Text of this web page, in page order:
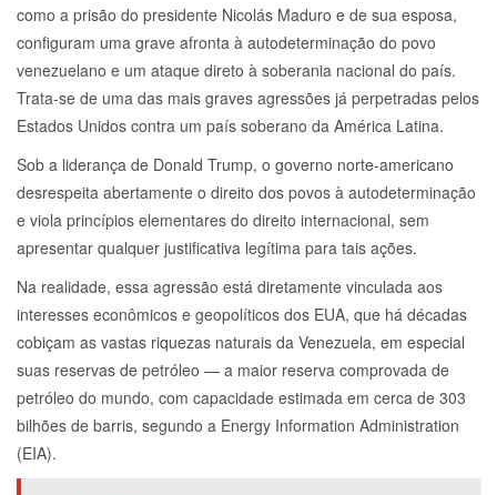
como a prisão do presidente Nicolás Maduro e de sua esposa,
configuram uma grave afronta à autodeterminação do povo
venezuelano e um ataque direto à soberania nacional do país.
Trata-se de uma das mais graves agressões já perpetradas pelos
Estados Unidos contra um país soberano da América Latina.
Sob a liderança de Donald Trump, o governo norte-americano
desrespeita abertamente o direito dos povos à autodeterminação
e viola princípios elementares do direito internacional, sem
apresentar qualquer justificativa legítima para tais ações.
Na realidade, essa agressão está diretamente vinculada aos
interesses econômicos e geopolíticos dos EUA, que há décadas
cobiçam as vastas riquezas naturais da Venezuela, em especial
suas reservas de petróleo — a maior reserva comprovada de
petróleo do mundo, com capacidade estimada em cerca de 303
bilhões de barris, segundo a Energy Information Administration
(EIA).